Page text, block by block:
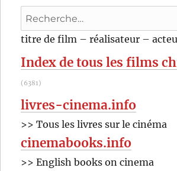
Recherche
pour
titre de film – réalisateur –
Index de tous les films
(6381)
livres-cinema.info
>> Tous les livres sur le cinéma
cinemabooks.info
>> English books on cinema